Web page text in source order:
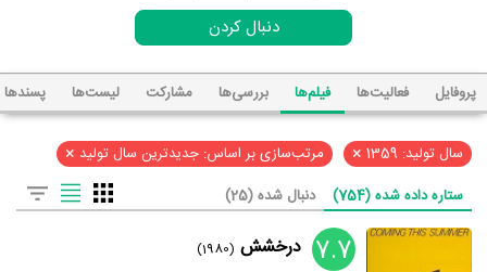
دنبال کردن
پروفایل فعالیت‌ها فیلم‌ها بررسی‌ها مشارکت لیست‌ها پسند‌ها
سال تولید: 1359 × مرتب‌سازی بر اساس: جدیدترین سال تولید ×
ستاره داده شده (754) دنبال شده (25)
7.7 درخشش (1980)